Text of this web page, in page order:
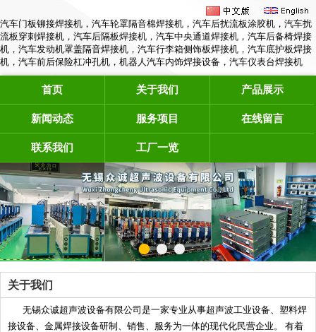
汽车门板铆接焊接机，汽车轮罩隔音棉焊接机，汽车后扰流板涂胶机，汽车扰
流板穿刺焊接机，汽车后隔板焊接机，汽车中央通道焊接机，汽车后备椅焊接
机，汽车发动机罩盖隔音焊接机，汽车行李箱侧饰板焊接机，汽车底护板焊接
机，汽车前后保险杠冲孔机，机器人汽车内饰焊接设备，汽车仪表台焊接机
首页 关于我们 产品展示
新闻动态 服务项目 在线留言
联系我们 工厂一览
关于我们
无锡众诚超声波设备有限公司是一家专业从事超声波工业设备、塑料焊
接设备、金属焊接设备研制、销售、服务为一体的现代化民营企业。 有着